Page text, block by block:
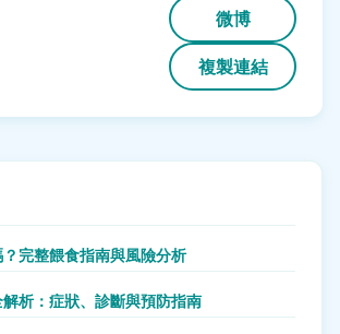
微博
複製連結
完整餵食指南與風險分析
析：症狀、診斷與預防指南